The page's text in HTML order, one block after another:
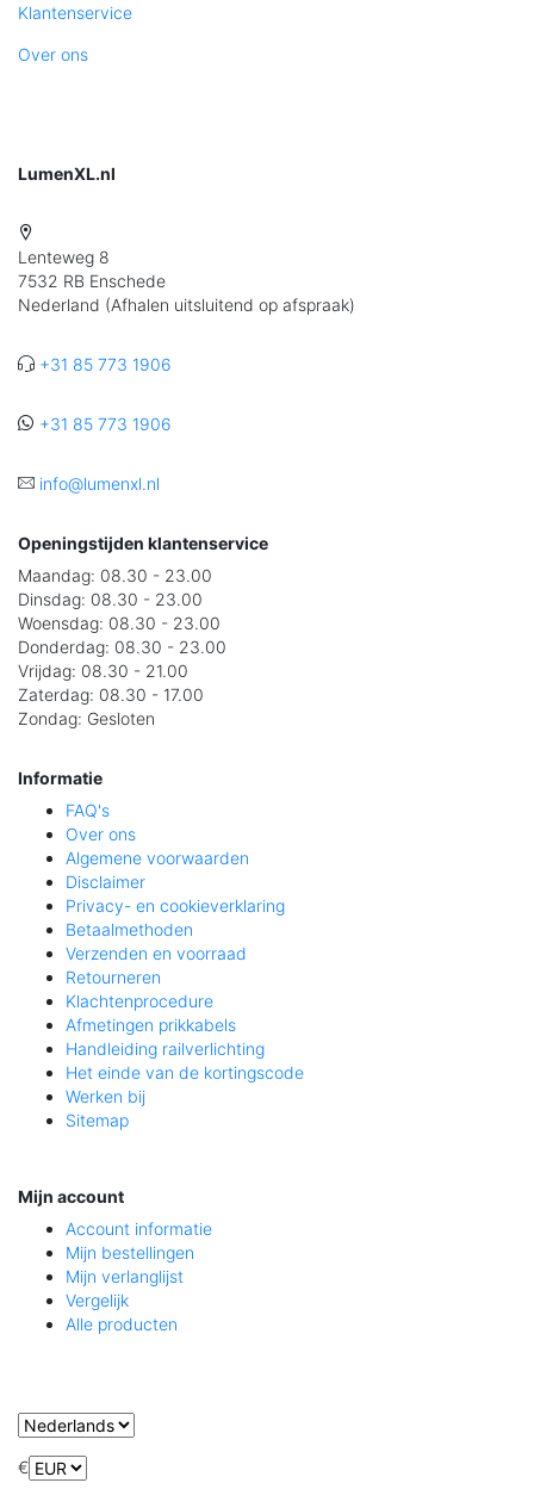
Klantenservice
Over ons
LumenXL.nl
Lenteweg 8
7532 RB Enschede
Nederland (Afhalen uitsluitend op afspraak)
+31 85 773 1906
+31 85 773 1906
info@lumenxl.nl
Openingstijden klantenservice
Maandag: 08.30 - 23.00
Dinsdag: 08.30 - 23.00
Woensdag: 08.30 - 23.00
Donderdag: 08.30 - 23.00
Vrijdag: 08.30 - 21.00
Zaterdag: 08.30 - 17.00
Zondag: Gesloten
Informatie
FAQ's
Over ons
Algemene voorwaarden
Disclaimer
Privacy- en cookieverklaring
Betaalmethoden
Verzenden en voorraad
Retourneren
Klachtenprocedure
Afmetingen prikkabels
Handleiding railverlichting
Het einde van de kortingscode
Werken bij
Sitemap
Mijn account
Account informatie
Mijn bestellingen
Mijn verlanglijst
Vergelijk
Alle producten
€